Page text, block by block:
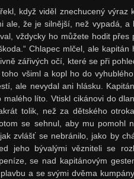
když viděl znechucený výraz
ale, že je silnější, než vypadá, a
vždycky ho můžete hodit přes
Chlapec mlčel, ale kapitán
zářivých očí, které se při
toho všiml a kopl ho do
ale nevydal ani hlásku.
líto. Vtiskl cikánovi do
tolik, než za dětského
se sehnul, aby mu pomohl
zvlášť se nebránilo, jako by
jeho bývalými vězniteli se
se nad kapitánovým
a se svými dvěma